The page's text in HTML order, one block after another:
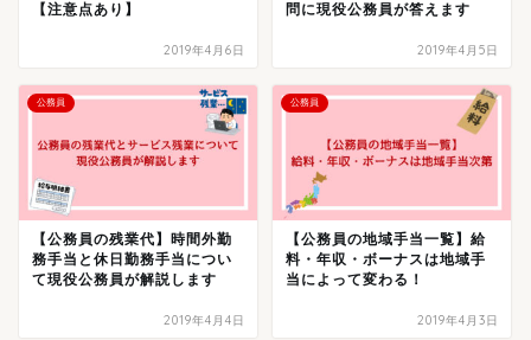
【注意点あり】
2019年4月6日
問に現役公務員が答えます
2019年4月5日
公務員
【公務員の残業代】時間外勤
務手当と休日勤務手当につい
て現役公務員が解説します
2019年4月4日
公務員
【公務員の地域手当一覧】給
料・年収・ボーナスは地域手
当によって変わる！
2019年4月3日